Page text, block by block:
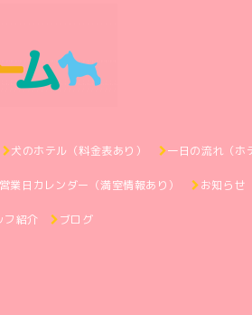
犬のホテル（料金表あり） 一日の流れ（ホ
営業日カレンダー（満室情報あり） お知らせ
フ紹介 ブログ